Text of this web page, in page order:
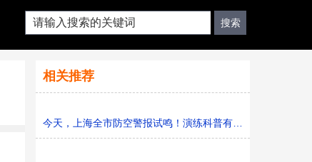
相关推荐
今天，上海全市防空警报试鸣！演练科普有序进行，人防意